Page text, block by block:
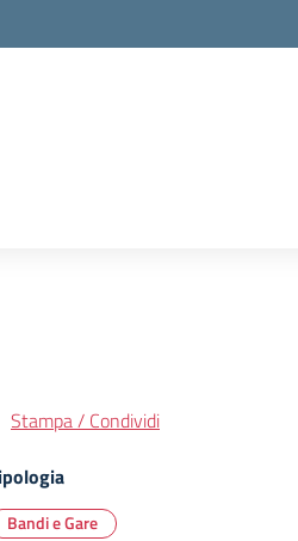
Stampa / Condividi
Bandi e Gare